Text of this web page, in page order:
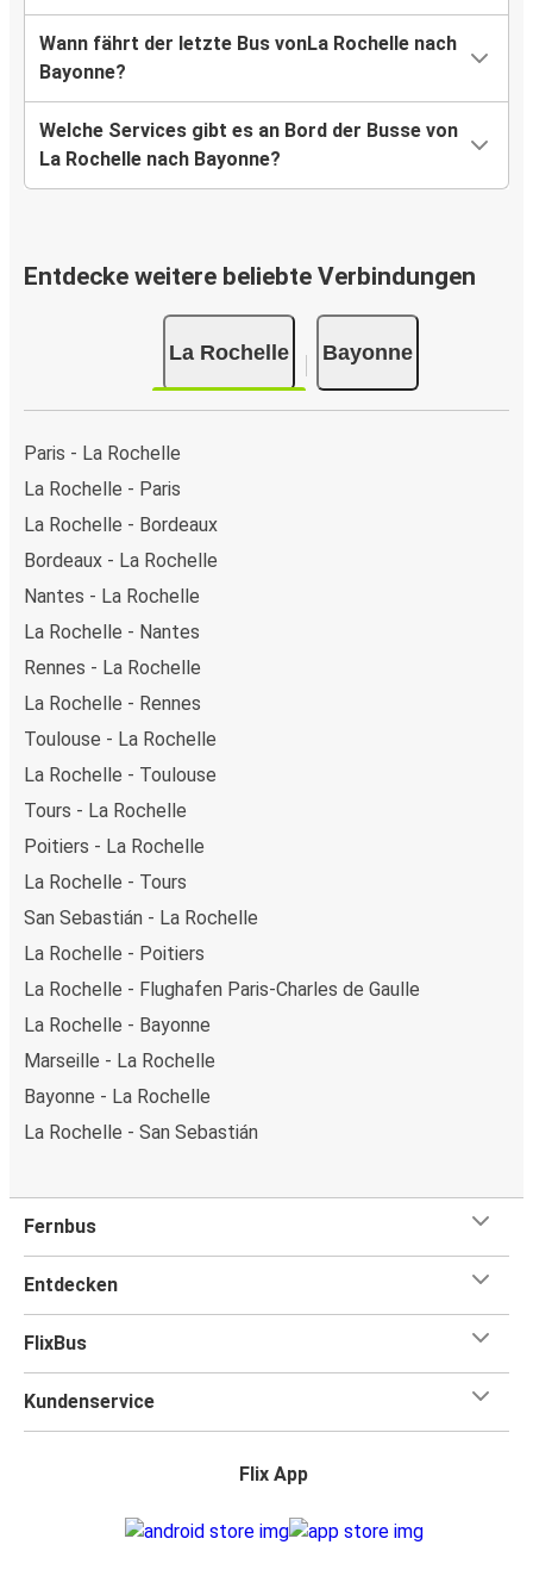
Wann fährt der letzte Bus vonLa Rochelle nach
Bayonne?
Welche Services gibt es an Bord der Busse von
La Rochelle nach Bayonne?
Entdecke weitere beliebte Verbindungen
La Rochelle Bayonne
Paris - La Rochelle
La Rochelle - Paris
La Rochelle - Bordeaux
Bordeaux - La Rochelle
Nantes - La Rochelle
La Rochelle - Nantes
Rennes - La Rochelle
La Rochelle - Rennes
Toulouse - La Rochelle
La Rochelle - Toulouse
Tours - La Rochelle
Poitiers - La Rochelle
La Rochelle - Tours
San Sebastián - La Rochelle
La Rochelle - Poitiers
La Rochelle - Flughafen Paris-Charles de Gaulle
La Rochelle - Bayonne
Marseille - La Rochelle
Bayonne - La Rochelle
La Rochelle - San Sebastián
Fernbus
Entdecken
FlixBus
Kundenservice
Flix App